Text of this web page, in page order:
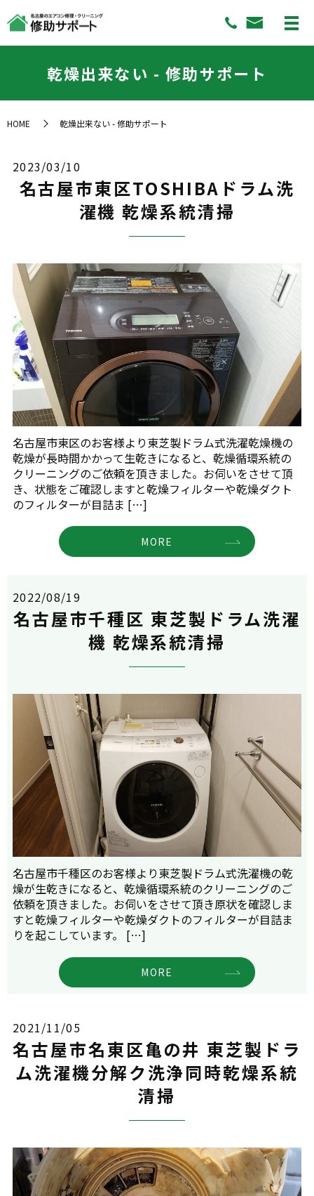
乾燥出来ない - 修助サポート
HOME 乾燥出来ない - 修助サポート
2023/03/10
名古屋市東区TOSHIBAドラム洗
濯機 乾燥系統清掃
名古屋市東区のお客様より東芝製ドラム式洗濯乾燥機の
乾燥が長時間かかって生乾きになると、乾燥循環系統の
クリーニングのご依頼を頂きました。お伺いをさせて頂
き、状態をご確認しますと乾燥フィルターや乾燥ダクト
のフィルターが目詰ま […]
MORE
2022/08/19
名古屋市千種区 東芝製ドラム洗濯
機 乾燥系統清掃
名古屋市千種区のお客様より東芝製ドラム式洗濯機の乾
燥が生乾きになると、乾燥循環系統のクリーニングのご
依頼を頂きました。お伺いをさせて頂き原状を確認しま
すと乾燥フィルターや乾燥ダクトのフィルターが目詰ま
りを起こしています。 […]
MORE
2021/11/05
名古屋市名東区亀の井 東芝製ドラ
ム洗濯機分解ク洗浄同時乾燥系統
清掃